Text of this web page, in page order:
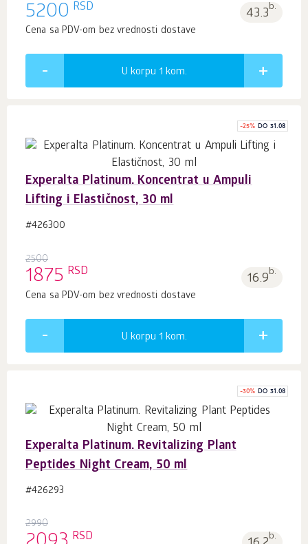
5200 RSD 43.3b.
Cena sa PDV-om bez vrednosti dostave
U korpu 1 kom.
-25% DO 31.08
Experalta Platinum. Koncentrat u Ampuli
Lifting i Elastičnost, 30 ml
#426300
2500
1875 RSD 16.9b.
Cena sa PDV-om bez vrednosti dostave
U korpu 1 kom.
-30% DO 31.08
Experalta Platinum. Revitalizing Plant
Peptides Night Cream, 50 ml
#426293
2990
RSD b.